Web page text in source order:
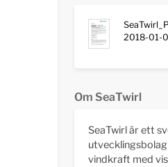
2018-01-
Om SeaTwirl
SeaTwirl är ett
vindkraft med